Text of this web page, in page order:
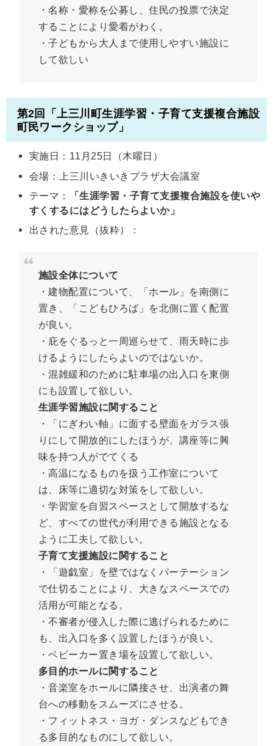
・名称・愛称を公募し、住民の投票で決定
することにより愛着がわく。
・子どもから大人まで使用しやすい施設に
して欲しい
第2回「上三川町生涯学習・子育て支援複合施設
町民ワークショップ」
実施日：11月25日（木曜日）
会場：上三川いきいきプラザ大会議室
テーマ：
「生涯学習・子育て支援複合施設を使いや
すくするにはどうしたらよいか」
出された意見（抜粋）：
施設全体について
・建物配置について、「ホール」を南側に
置き、「こどもひろば」を北側に置く配置
が良い。
・庇をぐるっと一周巡らせて、雨天時に歩
けるようにしたらよいのではないか。
・混雑緩和のために駐車場の出入口を東側
にも設置して欲しい。
生涯学習施設に関すること
・「にぎわい軸」に面する壁面をガラス張
りにして開放的にしたほうが、講座等に興
味を持つ人がでてくる
・高温になるものを扱う工作室について
は、床等に適切な対策をして欲しい。
・学習室を自習スペースとして開放するな
ど、すべての世代が利用できる施設となる
ように工夫して欲しい。
子育て支援施設に関すること
・「遊戯室」を壁ではなくパーテーション
で仕切ることにより、大きなスペースでの
活用が可能となる。
・不審者が侵入した際に逃げられるために
も、出入口を多く設置したほうが良い。
・ベビーカー置き場を設置して欲しい。
多目的ホールに関すること
・音楽室をホールに隣接させ、出演者の舞
台への移動をスムーズにさせる。
・フィットネス・ヨガ・ダンスなどもでき
る多目的なものにして欲しい。